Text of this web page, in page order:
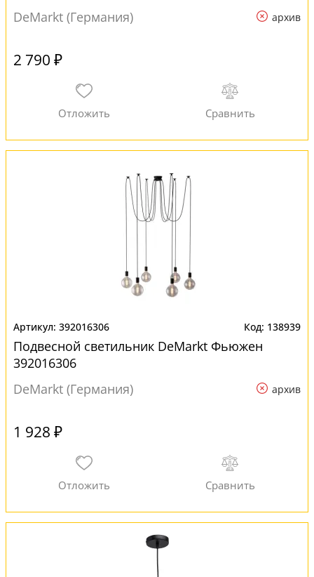
DeMarkt (Германия) архив
2 790 ₽
392016306 138939
Подвесной светильник DeMarkt Фьюжен
392016306
DeMarkt (Германия)
архив
1 928 ₽